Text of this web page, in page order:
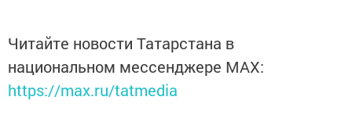
Читайте новости Татарстана в
национальном мессенджере MАХ:
https://max.ru/tatmedia